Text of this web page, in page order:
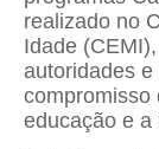
realizado no
Idade
autoridades
compromisso
educação e a